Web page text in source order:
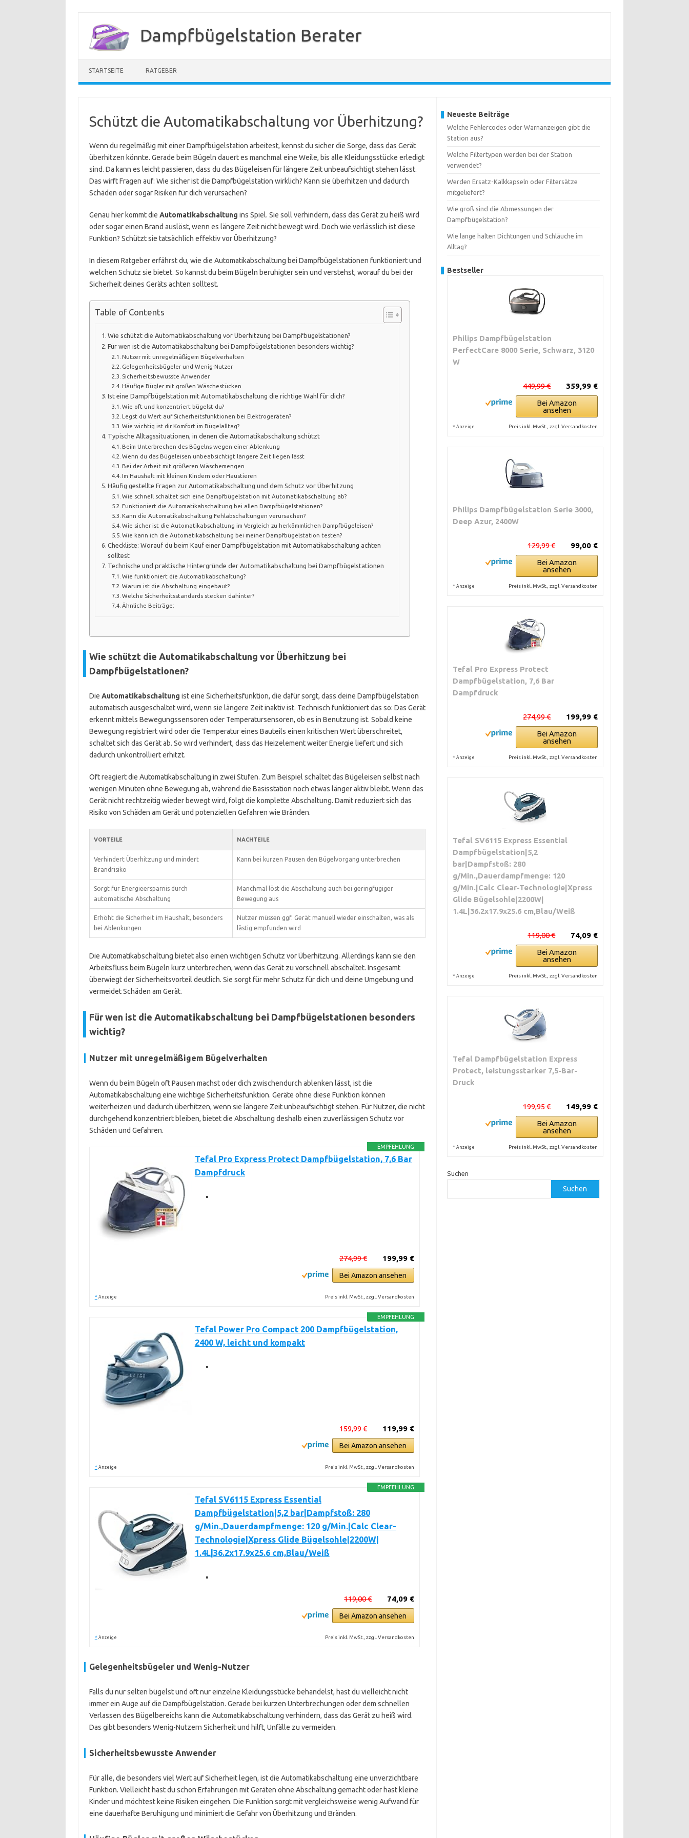
springen
Dampfbügelstation Berater
STARTSEITE RATGEBER
Schützt die Automatikabschaltung vor Überhitzung?
Wenn du regelmäßig mit einer Dampfbügelstation arbeitest, kennst du sicher die Sorge, dass das Gerät
überhitzen könnte. Gerade beim Bügeln dauert es manchmal eine Weile, bis alle Kleidungsstücke erledigt
sind. Da kann es leicht passieren, dass du das Bügeleisen für längere Zeit unbeaufsichtigt stehen lässt.
Das wirft Fragen auf: Wie sicher ist die Dampfbügelstation wirklich? Kann sie überhitzen und dadurch
Schäden oder sogar Risiken für dich verursachen?
Genau hier kommt die Automatikabschaltung ins Spiel. Sie soll verhindern, dass das Gerät zu heiß wird
oder sogar einen Brand auslöst, wenn es längere Zeit nicht bewegt wird. Doch wie verlässlich ist diese
Funktion? Schützt sie tatsächlich effektiv vor Überhitzung?
In diesem Ratgeber erfährst du, wie die Automatikabschaltung bei Dampfbügelstationen funktioniert und
welchen Schutz sie bietet. So kannst du beim Bügeln beruhigter sein und verstehst, worauf du bei der
Sicherheit deines Geräts achten solltest.
Table of Contents
Wie schützt die Automatikabschaltung vor Überhitzung bei Dampfbügelstationen?
Für wen ist die Automatikabschaltung bei Dampfbügelstationen besonders wichtig?
Nutzer mit unregelmäßigem Bügelverhalten
Gelegenheitsbügeler und Wenig-Nutzer
Sicherheitsbewusste Anwender
Häufige Bügler mit großen Wäschestücken
Ist eine Dampfbügelstation mit Automatikabschaltung die richtige Wahl für dich?
Wie oft und konzentriert bügelst du?
Legst du Wert auf Sicherheitsfunktionen bei Elektrogeräten?
Wie wichtig ist dir Komfort im Bügelalltag?
Typische Alltagssituationen, in denen die Automatikabschaltung schützt
Beim Unterbrechen des Bügelns wegen einer Ablenkung
Wenn du das Bügeleisen unbeabsichtigt längere Zeit liegen lässt
Bei der Arbeit mit größeren Wäschemengen
Im Haushalt mit kleinen Kindern oder Haustieren
Häufig gestellte Fragen zur Automatikabschaltung und dem Schutz vor Überhitzung
Wie schnell schaltet sich eine Dampfbügelstation mit Automatikabschaltung ab?
Funktioniert die Automatikabschaltung bei allen Dampfbügelstationen?
Kann die Automatikabschaltung Fehlabschaltungen verursachen?
Wie sicher ist die Automatikabschaltung im Vergleich zu herkömmlichen Dampfbügeleisen?
Wie kann ich die Automatikabschaltung bei meiner Dampfbügelstation testen?
Checkliste: Worauf du beim Kauf einer Dampfbügelstation mit Automatikabschaltung achten
solltest
Technische und praktische Hintergründe der Automatikabschaltung bei Dampfbügelstationen
Wie funktioniert die Automatikabschaltung?
Warum ist die Abschaltung eingebaut?
Welche Sicherheitsstandards stecken dahinter?
Ähnliche Beiträge:
Wie schützt die Automatikabschaltung vor Überhitzung bei
Dampfbügelstationen?
Die Automatikabschaltung ist eine Sicherheitsfunktion, die dafür sorgt, dass deine Dampfbügelstation
automatisch ausgeschaltet wird, wenn sie längere Zeit inaktiv ist. Technisch funktioniert das so: Das Gerät
erkennt mittels Bewegungssensoren oder Temperatursensoren, ob es in Benutzung ist. Sobald keine
Bewegung registriert wird oder die Temperatur eines Bauteils einen kritischen Wert überschreitet,
schaltet sich das Gerät ab. So wird verhindert, dass das Heizelement weiter Energie liefert und sich
dadurch unkontrolliert erhitzt.
Oft reagiert die Automatikabschaltung in zwei Stufen. Zum Beispiel schaltet das Bügeleisen selbst nach
wenigen Minuten ohne Bewegung ab, während die Basisstation noch etwas länger aktiv bleibt. Wenn das
Gerät nicht rechtzeitig wieder bewegt wird, folgt die komplette Abschaltung. Damit reduziert sich das
Risiko von Schäden am Gerät und potenziellen Gefahren wie Bränden.
VORTEILE NACHTEILE
Verhindert Überhitzung und mindert
Brandrisiko
Kann bei kurzen Pausen den Bügelvorgang unterbrechen
Sorgt für Energieersparnis durch
automatische Abschaltung
Manchmal löst die Abschaltung auch bei geringfügiger
Bewegung aus
Erhöht die Sicherheit im Haushalt, besonders
bei Ablenkungen
Nutzer müssen ggf. Gerät manuell wieder einschalten, was als
lästig empfunden wird
Die Automatikabschaltung bietet also einen wichtigen Schutz vor Überhitzung. Allerdings kann sie den
Arbeitsfluss beim Bügeln kurz unterbrechen, wenn das Gerät zu vorschnell abschaltet. Insgesamt
überwiegt der Sicherheitsvorteil deutlich. Sie sorgt für mehr Schutz für dich und deine Umgebung und
vermeidet Schäden am Gerät.
Für wen ist die Automatikabschaltung bei Dampfbügelstationen besonders
wichtig?
Nutzer mit unregelmäßigem Bügelverhalten
Wenn du beim Bügeln oft Pausen machst oder dich zwischendurch ablenken lässt, ist die
Automatikabschaltung eine wichtige Sicherheitsfunktion. Geräte ohne diese Funktion können
weiterheizen und dadurch überhitzen, wenn sie längere Zeit unbeaufsichtigt stehen. Für Nutzer, die nicht
durchgehend konzentriert bleiben, bietet die Abschaltung deshalb einen zuverlässigen Schutz vor
Schäden und Gefahren.
EMPFEHLUNG
Tefal Pro Express Protect Dampfbügelstation, 7,6 Bar
Dampfdruck
199,99 €
274,99 €
Bei Amazon ansehen
* Anzeige Preis inkl. MwSt., zzgl. Versandkosten
EMPFEHLUNG
Tefal Power Pro Compact 200 Dampfbügelstation,
2400 W, leicht und kompakt
119,99 €
159,99 €
Bei Amazon ansehen
* Anzeige Preis inkl. MwSt., zzgl. Versandkosten
EMPFEHLUNG
Tefal SV6115 Express Essential
Dampfbügelstation|5,2 bar|Dampfstoß: 280
g/Min.,Dauerdampfmenge: 120 g/Min.|Calc Clear-
Technologie|Xpress Glide Bügelsohle|2200W|
1.4L|36.2x17.9x25.6 cm,Blau/Weiß
74,09 €
119,00 €
Bei Amazon ansehen
* Anzeige Preis inkl. MwSt., zzgl. Versandkosten
Gelegenheitsbügeler und Wenig-Nutzer
Falls du nur selten bügelst und oft nur einzelne Kleidungsstücke behandelst, hast du vielleicht nicht
immer ein Auge auf die Dampfbügelstation. Gerade bei kurzen Unterbrechungen oder dem schnellen
Verlassen des Bügelbereichs kann die Automatikabschaltung verhindern, dass das Gerät zu heiß wird.
Das gibt besonders Wenig-Nutzern Sicherheit und hilft, Unfälle zu vermeiden.
Sicherheitsbewusste Anwender
Für alle, die besonders viel Wert auf Sicherheit legen, ist die Automatikabschaltung eine unverzichtbare
Funktion. Vielleicht hast du schon Erfahrungen mit Geräten ohne Abschaltung gemacht oder hast kleine
Kinder und möchtest keine Risiken eingehen. Die Funktion sorgt mit vergleichsweise wenig Aufwand für
eine dauerhafte Beruhigung und minimiert die Gefahr von Überhitzung und Bränden.
Neueste Beiträge
Welche Fehlercodes oder Warnanzeigen gibt die
Station aus?
Welche Filtertypen werden bei der Station
verwendet?
Werden Ersatz-Kalkkapseln oder Filtersätze
mitgeliefert?
Wie groß sind die Abmessungen der
Dampfbügelstation?
Wie lange halten Dichtungen und Schläuche im
Alltag?
Bestseller
Philips Dampfbügelstation
PerfectCare 8000 Serie, Schwarz, 3120
W
359,99 €
449,99 €
Bei Amazon
ansehen
* Anzeige Preis inkl. MwSt., zzgl. Versandkosten
Philips Dampfbügelstation Serie 3000,
Deep Azur, 2400W
99,00 €
129,99 €
Bei Amazon
ansehen
* Anzeige Preis inkl. MwSt., zzgl. Versandkosten
Tefal Pro Express Protect
Dampfbügelstation, 7,6 Bar
Dampfdruck
199,99 €
274,99 €
Bei Amazon
ansehen
* Anzeige Preis inkl. MwSt., zzgl. Versandkosten
Tefal SV6115 Express Essential
Dampfbügelstation|5,2
bar|Dampfstoß: 280
g/Min.,Dauerdampfmenge: 120
g/Min.|Calc Clear-Technologie|Xpress
Glide Bügelsohle|2200W|
1.4L|36.2x17.9x25.6 cm,Blau/Weiß
74,09 €
119,00 €
Bei Amazon
ansehen
* Anzeige Preis inkl. MwSt., zzgl. Versandkosten
Tefal Dampfbügelstation Express
Protect, leistungsstarker 7,5-Bar-
Druck
149,99 €
199,95 €
Bei Amazon
ansehen
* Anzeige Preis inkl. MwSt., zzgl. Versandkosten
Suchen
Suchen